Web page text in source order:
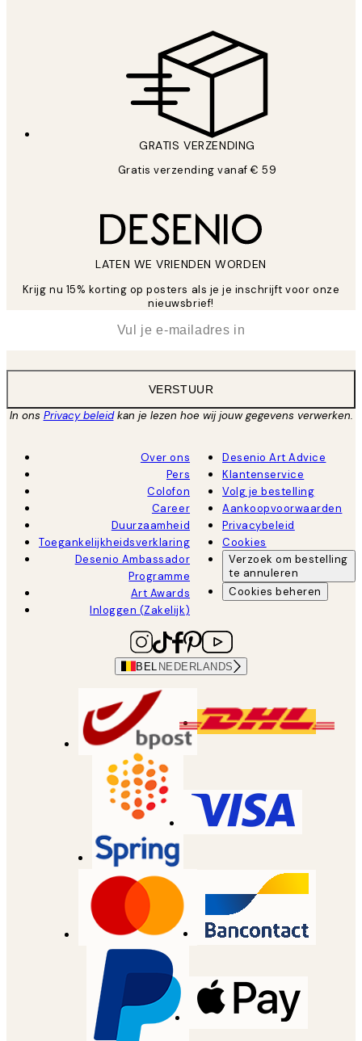
GRATIS VERZENDING
Gratis verzending vanaf € 59
LATEN WE VRIENDEN WORDEN
Krijg nu 15% korting op posters als je je inschrijft voor onze
nieuwsbrief!
VERSTUUR
In ons Privacy beleidkan je lezen hoe wij jouw gegevens verwerken.
Over ons
Pers
Colofon
Career
Duurzaamheid
Toegankelijkheidsverklaring
Desenio Ambassador
Programme
Art Awards
Inloggen (Zakelijk)
Desenio Art Advice
Klantenservice
Volg je bestelling
Aankoopvoorwaarden
Privacybeleid
Cookies
Verzoek om bestelling
te annuleren
Cookies beheren
BEL NEDERLANDS